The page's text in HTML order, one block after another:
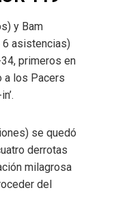
y Bam
6 asistencias)
primeros en
a los Pacers
se quedó
derrotas
milagrosa
del